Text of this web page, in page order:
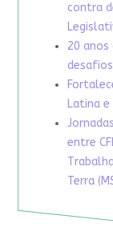
contra
20 anos
desafios
Latina e
entre
Terra